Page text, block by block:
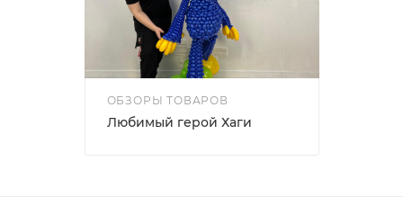
ОБЗОРЫ ТОВАРОВ
Любимый герой Хаги